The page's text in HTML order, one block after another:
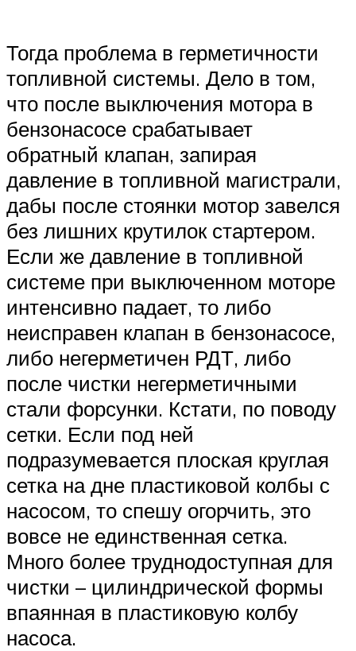
Тогда проблема в герметичности
топливной системы. Дело в том,
что после выключения мотора в
бензонасосе срабатывает
обратный клапан, запирая
давление в топливной магистрали,
дабы после стоянки мотор завелся
без лишних крутилок стартером.
Если же давление в топливной
системе при выключенном моторе
интенсивно падает, то либо
неисправен клапан в бензонасосе,
либо негерметичен РДТ, либо
после чистки негерметичными
стали форсунки. Кстати, по поводу
сетки. Если под ней
подразумевается плоская круглая
сетка на дне пластиковой колбы с
насосом, то спешу огорчить, это
вовсе не единственная сетка.
Много более труднодоступная для
чистки – цилиндрической формы
впаянная в пластиковую колбу
насоса.